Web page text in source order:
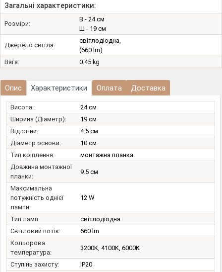
Загальні характеристики:
Розміри:
В - 24 см
Ш - 19 см
Джерело світла:
світлодіодна,
(660 lm)
Вага:
0.45 kg
Опис Характеристики Оплата Доставка
Висота:
24 см
Ширина (Діаметр):
19 см
Від стіни:
4.5 см
Діаметр основи:
10 см
Тип кріплення:
монтажна планка
Довжина монтажної
планки:
9.5 см
Максимальна
потужність однієї
лампи:
12 W
Тип ламп:
світлодіодна
Світловий потік:
660 lm
Кольорова
температура:
3200K, 4100K, 6000K
Ступінь захисту:
IP20